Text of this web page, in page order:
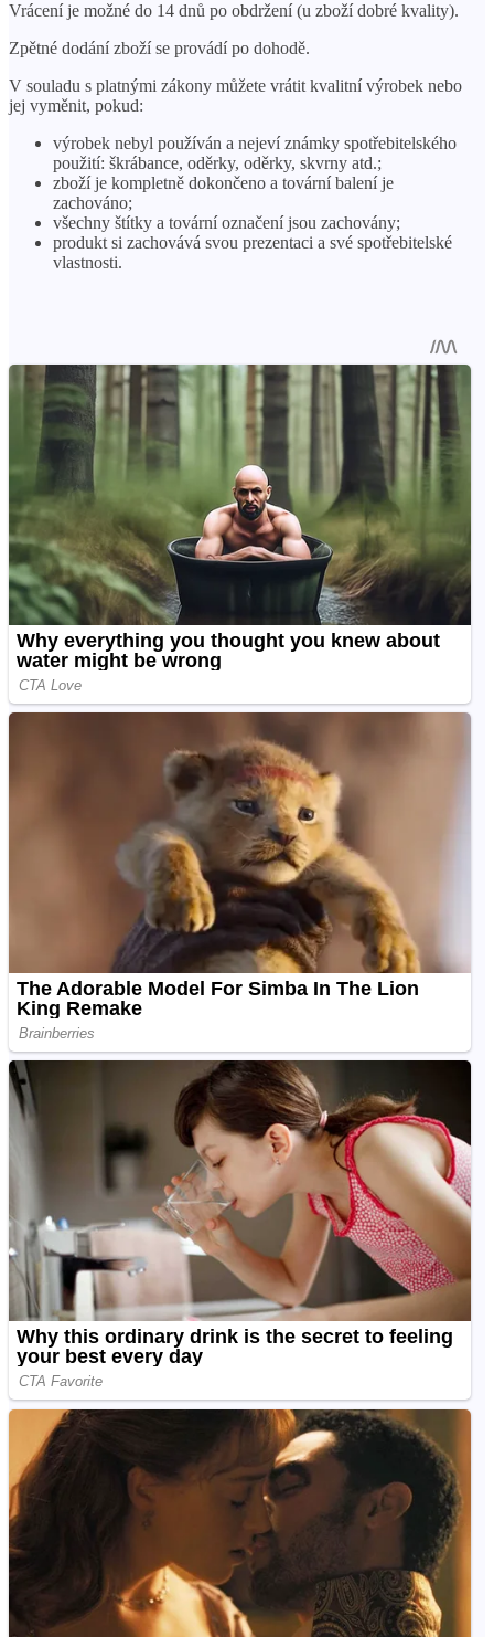
Vrácení je možné do 14 dnů po obdržení (u zboží dobré kvality).
Zpětné dodání zboží se provádí po dohodě.
V souladu s platnými zákony můžete vrátit kvalitní výrobek nebo
jej vyměnit, pokud:
výrobek nebyl používán a nejeví známky spotřebitelského
použití: škrábance, oděrky, oděrky, skvrny atd.;
zboží je kompletně dokončeno a tovární balení je
zachováno;
všechny štítky a tovární označení jsou zachovány;
produkt si zachovává svou prezentaci a své spotřebitelské
vlastnosti.